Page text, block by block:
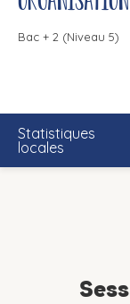
Bac + 2 (Niveau 5)
Statistiques
locales